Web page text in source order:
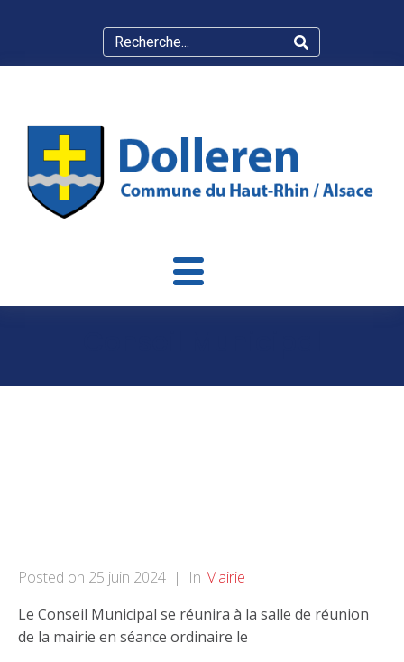
Posted on 25 juin 2024 In Mairie
Le Conseil Municipal se réunira à la salle de réunion
de la mairie en séance ordinaire le